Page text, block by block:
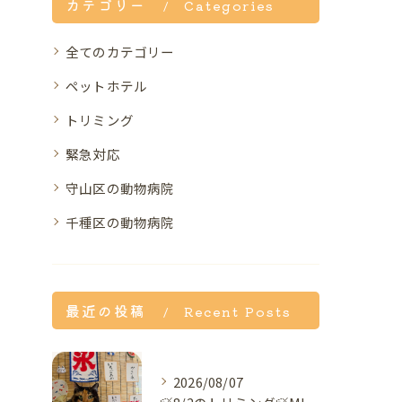
Categories
全てのカテゴリー
ペットホテル
トリミング
緊急対応
守山区の動物病院
千種区の動物病院
最近の投稿 Recent Posts
2026/08/07